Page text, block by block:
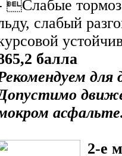
Слабые
слабый
балла
для
2-е